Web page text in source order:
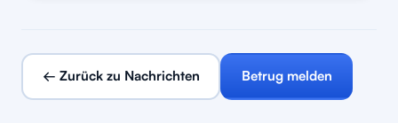
← Zurück zu Nachrichten Betrug melden